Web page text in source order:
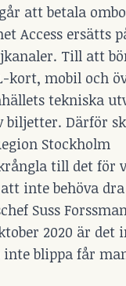
att betala
Access
Till att
kort, mobil och
tekniska
Därför
Stockholm
till det för
inte behöva
Suss
2020 är
blippa får